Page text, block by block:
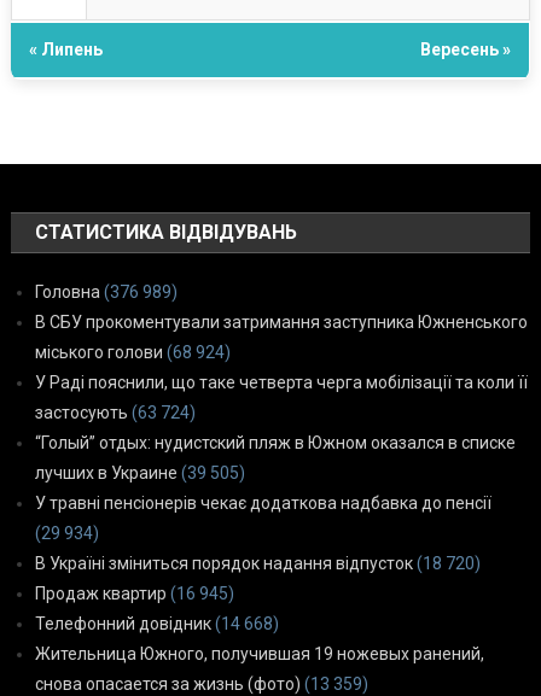
« Липень Вересень »
СТАТИСТИКА ВІДВІДУВАНЬ
Головна (376 989)
В СБУ прокоментували затримання заступника Южненського
міського голови (68 924)
У Раді пояснили, що таке четверта черга мобілізації та коли її
застосують (63 724)
“Голый” отдых: нудистский пляж в Южном оказался в списке
лучших в Украине (39 505)
У травні пенсіонерів чекає додаткова надбавка до пенсії
(29 934)
В Україні зміниться порядок надання відпусток(18 720)
Продаж квартир (16 945)
Телефонний довідник(14 668)
Жительница Южного, получившая 19 ножевых ранений,
снова опасается за жизнь (фото) (13 359)